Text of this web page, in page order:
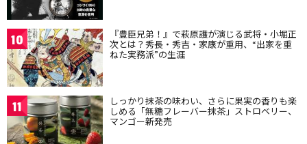
10 『豊臣兄弟！』で萩原護が演じる武将・小堀正
次とは？秀長・秀吉・家康が重用、“出家を重
ねた実務派”の生涯
11 しっかり抹茶の味わい、さらに果実の香りも楽
しめる「無糖フレーバー抹茶」ストロベリー、
マンゴー新発売